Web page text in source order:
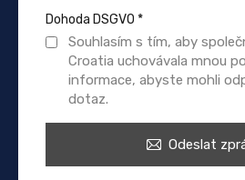
Dohoda DSGVO *
Souhlasím s tím, aby
Croatia uchovávala mnou
informace, abyste mohli
dotaz.
Odeslat